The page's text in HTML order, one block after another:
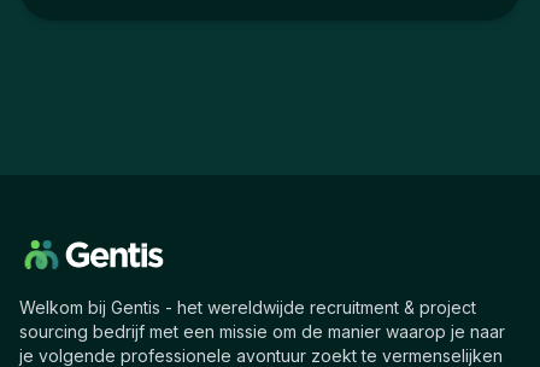
Welkom bij Gentis - het wereldwijde recruitment & project
sourcing bedrijf met een missie om de manier waarop je naar
je volgende professionele avontuur zoekt te vermenselijken